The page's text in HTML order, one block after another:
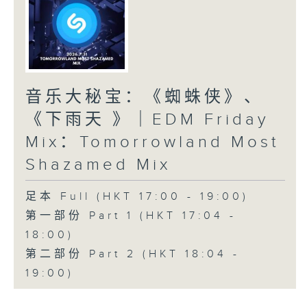
音乐大秘宝：《蜘蛛侠》、
《下雨天 》｜EDM Friday
Mix：Tomorrowland Most
Shazamed Mix
足本 Full (HKT 17:00 - 19:00)
第一部份 Part 1 (HKT 17:04 -
18:00)
第二部份 Part 2 (HKT 18:04 -
19:00)